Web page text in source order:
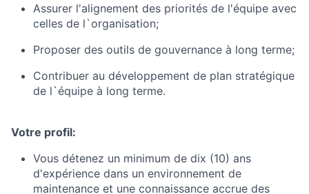
Assurer l'alignement des priorités de l'équipe avec
celles de l`organisation;
Proposer des outils de gouvernance à long terme;
Contribuer au développement de plan stratégique
de l`équipe à long terme.
Votre profil:
Vous détenez un minimum de dix (10) ans
d'expérience dans un environnement de
maintenance et une connaissance accrue des